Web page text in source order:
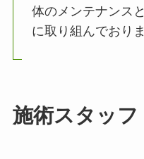
体のメンテナンス
に取り組んでおりま
施術スタッフ